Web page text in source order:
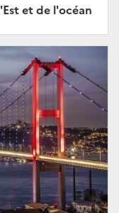
et de l'océan